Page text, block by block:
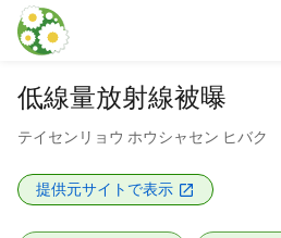
本文に飛ぶ
低線量放射線被曝
テイセンリョウ ホウシャセン ヒバク
提供元サイトで表示